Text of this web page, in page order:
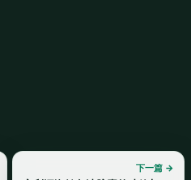
下一篇 →